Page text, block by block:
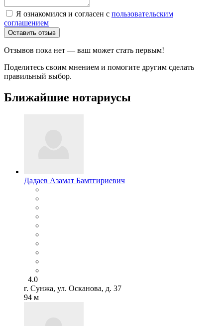
Я ознакомился и согласен с пользовательским
соглашением
Оставить отзыв
Отзывов пока нет — ваш может стать первым!
Поделитесь своим мнением и помогите другим сделать
правильный выбор.
Ближайшие нотариусы
Дадаев Азамат Бамтгириевич
4.0
г. Сунжа, ул. Осканова, д. 37
94 м